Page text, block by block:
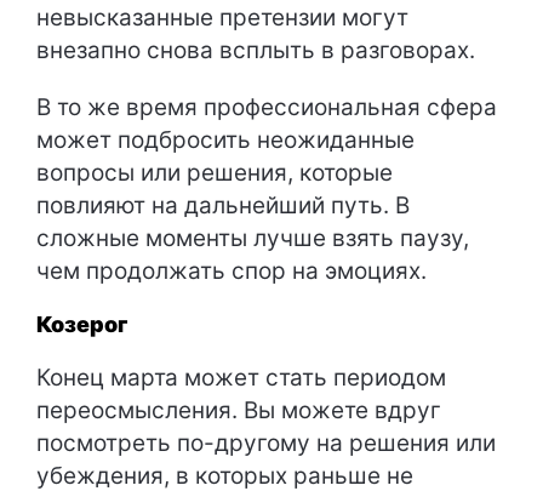
невысказанные претензии могут
внезапно снова всплыть в разговорах.
В то же время профессиональная сфера
может подбросить неожиданные
вопросы или решения, которые
повлияют на дальнейший путь. В
сложные моменты лучше взять паузу,
чем продолжать спор на эмоциях.
Козерог
Конец марта может стать периодом
переосмысления. Вы можете вдруг
посмотреть по-другому на решения или
убеждения, в которых раньше не